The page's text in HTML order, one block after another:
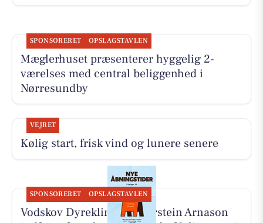
SPONSORERET OPSLAGSTAVLEN
Mæglerhuset præsenterer hyggelig 2-
værelses med central beliggenhed i
Nørresundby
VEJRET
Kølig start, frisk vind og lunere senere
SPONSORERET OPSLAGSTAVLEN
Vodskov Dyreklinik v/Thorstein Arnason